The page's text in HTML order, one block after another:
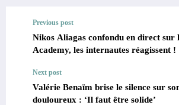
Previous post
Nikos Aliagas confondu en direct sur
Academy, les internautes réagissent !
Next post
Valérie Benaïm brise le silence sur
douloureux : ‘Il faut être solide’